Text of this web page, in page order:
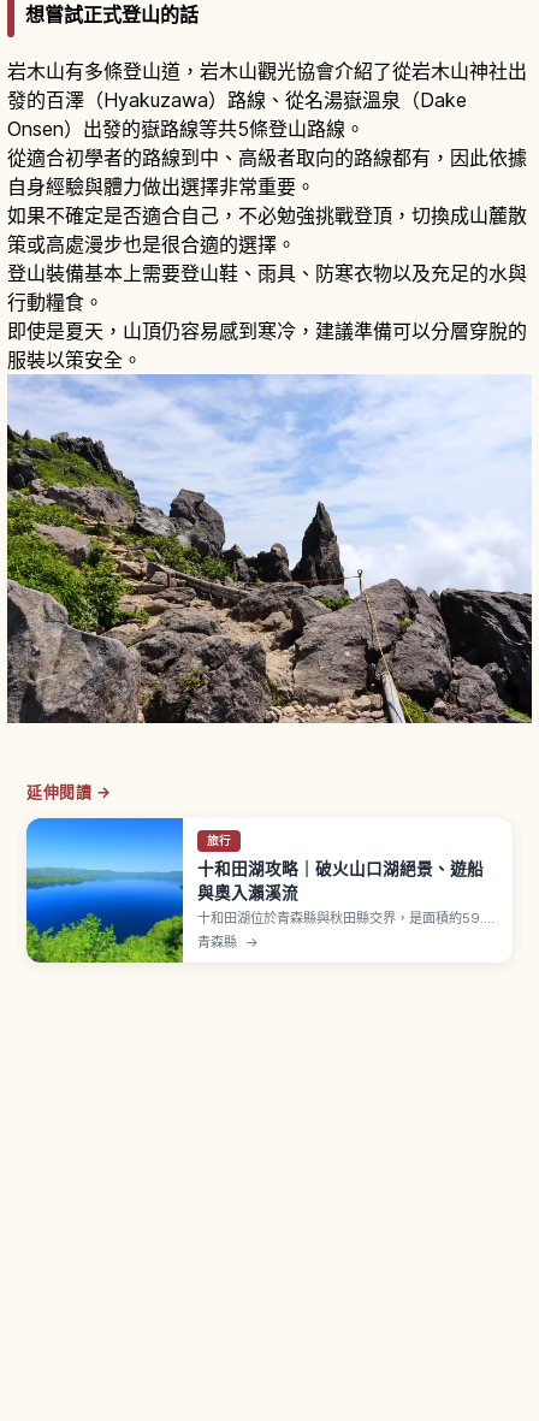
想嘗試正式登山的話
岩木山有多條登山道，岩木山觀光協會介紹了從岩木山神社出
發的百澤（Hyakuzawa）路線、從名湯嶽溫泉（Dake
Onsen）出發的嶽路線等共5條登山路線。
從適合初學者的路線到中、高級者取向的路線都有，因此依據
自身經驗與體力做出選擇非常重要。
如果不確定是否適合自己，不必勉強挑戰登頂，切換成山麓散
策或高處漫步也是很合適的選擇。
登山裝備基本上需要登山鞋、雨具、防寒衣物以及充足的水與
行動糧食。
即使是夏天，山頂仍容易感到寒冷，建議準備可以分層穿脫的
服裝以策安全。
延伸閱讀 →
旅行
十和田湖攻略｜破火山口湖絕景、遊船
與奧入瀨溪流
十和田湖位於青森縣與秋田縣交界，是面積約59.8
平方公里的破火山口湖，最大水深326.8公尺、日
青森縣 →